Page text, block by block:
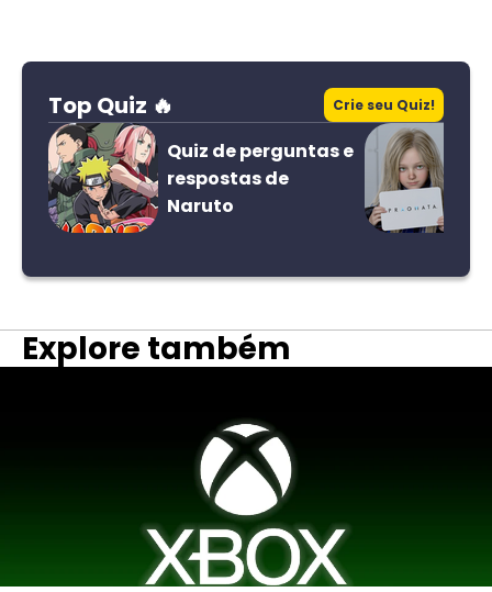
Top Quiz 🔥 Crie seu Quiz!
Quiz de perguntas e
respostas de
Naruto
Explore também